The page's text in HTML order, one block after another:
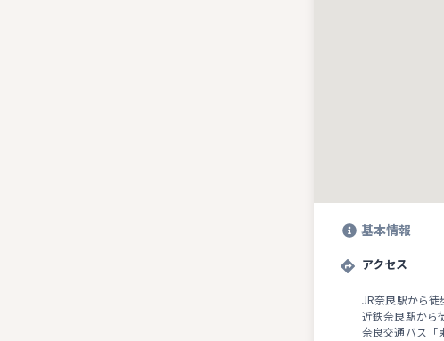
基本情報
アクセス
JR奈良駅から徒
近鉄奈良駅から
奈良交通バス「